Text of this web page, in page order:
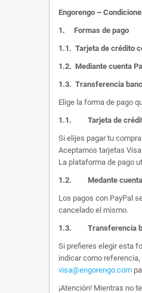
Engorengo –
1. Formas de pago
1.1. Tarjeta de crédito
1.2. Mediante cuenta
1.3. Transferencia
Elige la forma de pago
1.1. Tarjeta de
Si elijes pagar tu
Aceptamos tarjetas
La plataforma de pago
1.2. Medante
Los pagos con PayPal
cancelado el mismo.
1.3. Transferencia
Si prefieres elegir esta
indicar como
visa@engorengo.com
¡Atención! Mientras no